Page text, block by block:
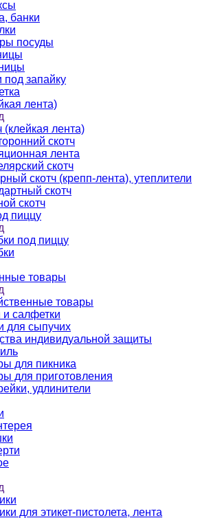
банки
посуды
под запайку
лента)
(клейкая лента)
скотч
лента
скотч
скотч (крепп-лента), утеплители
скотч
скотч
пиццу
под пиццу
товары
товары
и салфетки
для сыпучих
индивидуальной защиты
для пикника
для приготовления
удлинители
для этикет-пистолета, лента